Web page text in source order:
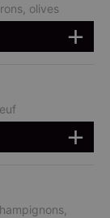
olives